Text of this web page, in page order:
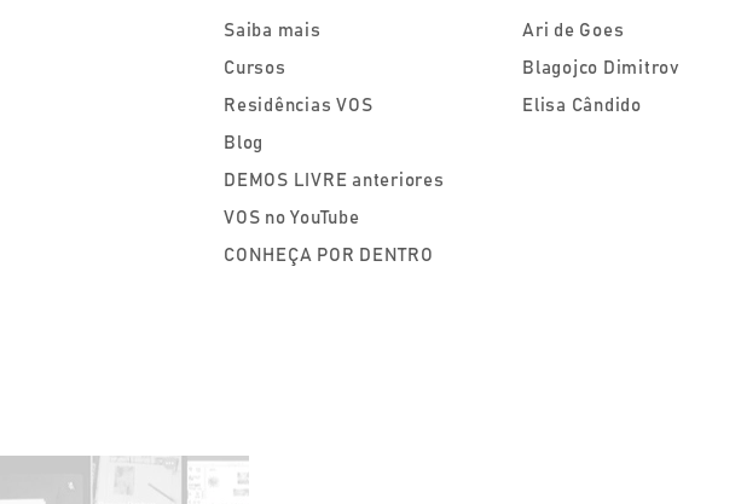
Saiba mais
Cursos
Residências VOS
Blog
DEMOS LIVRE anteriores
VOS no YouTube
CONHEÇA POR DENTRO
Ari de Goes
Blagojco Dimitrov
Elisa Cândido